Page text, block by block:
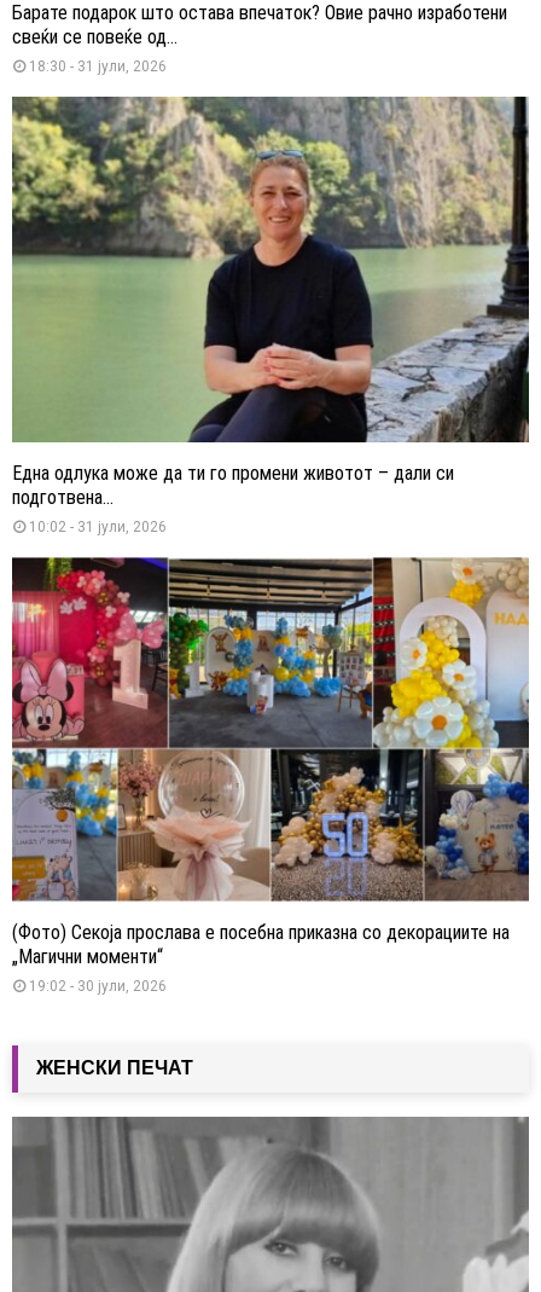
Барате подарок што остава впечаток? Овие рачно изработени
свеќи се повеќе од...
18:30 - 31 јули, 2026
Една одлука може да ти го промени животот – дали си
подготвена...
10:02 - 31 јули, 2026
(Фото) Секоја прослава е посебна приказна со декорациите на
„Магични моменти“
19:02 - 30 јули, 2026
ЖЕНСКИ ПЕЧАТ